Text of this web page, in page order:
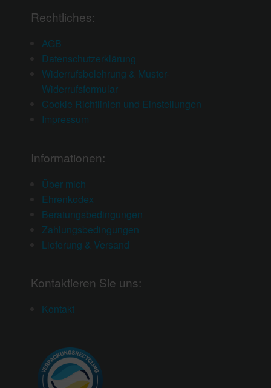
Rechtliches:
AGB
Datenschutzerklärung
Widerrufsbelehrung & Muster-
Widerrufsformular
Cookie Richtlinien und Einstellungen
Impressum
Informationen:
Über mich
Ehrenkodex
Beratungsbedingungen
Zahlungsbedingungen
Lieferung & Versand
Kontaktieren Sie uns:
Kontakt